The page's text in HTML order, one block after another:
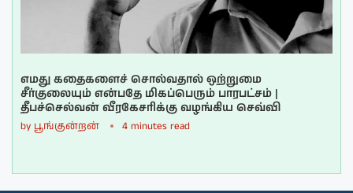
எமது கதைகளைச் சொல்வதால் ஒற்றுமை
சீர்குலையும் என்பதே மிகப்பெரும் பாரபட்சம் |
தீபச்செல்வன் வீரகேசரிக்கு வழங்கிய செவ்வி
by பூங்குன்றன் 4 minutes read